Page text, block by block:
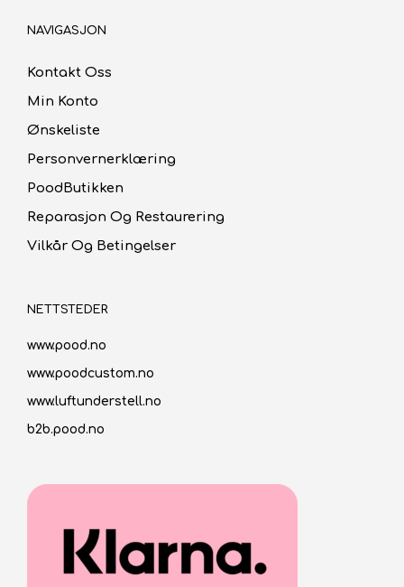
NAVIGASJON
Kontakt Oss
Min Konto
Ønskeliste
Personvernerklæring
PoodButikken
Reparasjon Og Restaurering
Vilkår Og Betingelser
NETTSTEDER
www.pood.no
www.poodcustom.no
www.luftunderstell.no
b2b.pood.no